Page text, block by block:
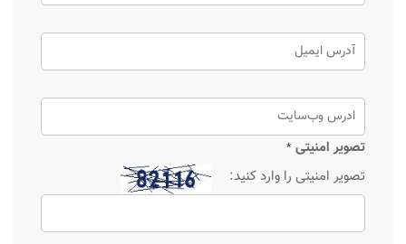
تصویر امنیتی *
تصویر امنیتی را وارد کنید: